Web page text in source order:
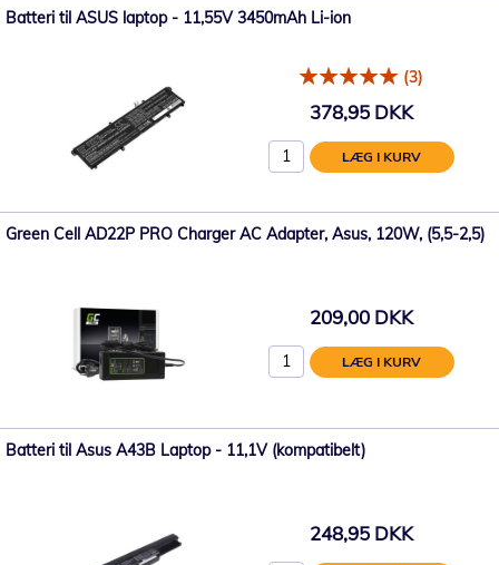
Batteri til ASUS laptop - 11,55V 3450mAh Li-ion
(3)
378,95 DKK
LÆG I KURV
Green Cell AD22P PRO Charger AC Adapter, Asus, 120W, (5,5-2,5)
209,00 DKK
LÆG I KURV
Batteri til Asus A43B Laptop - 11,1V (kompatibelt)
248,95 DKK